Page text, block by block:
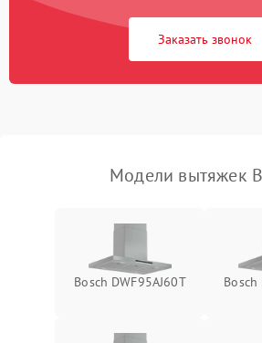
1000 ₽
Заказать звонок
Модели вытяжек
Bosch DWF95AJ60T Bosch